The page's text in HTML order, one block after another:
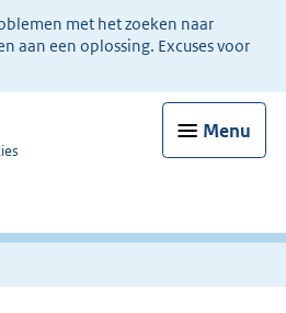
met het zoeken naar
aan een oplossing. Excuses voor
Menu